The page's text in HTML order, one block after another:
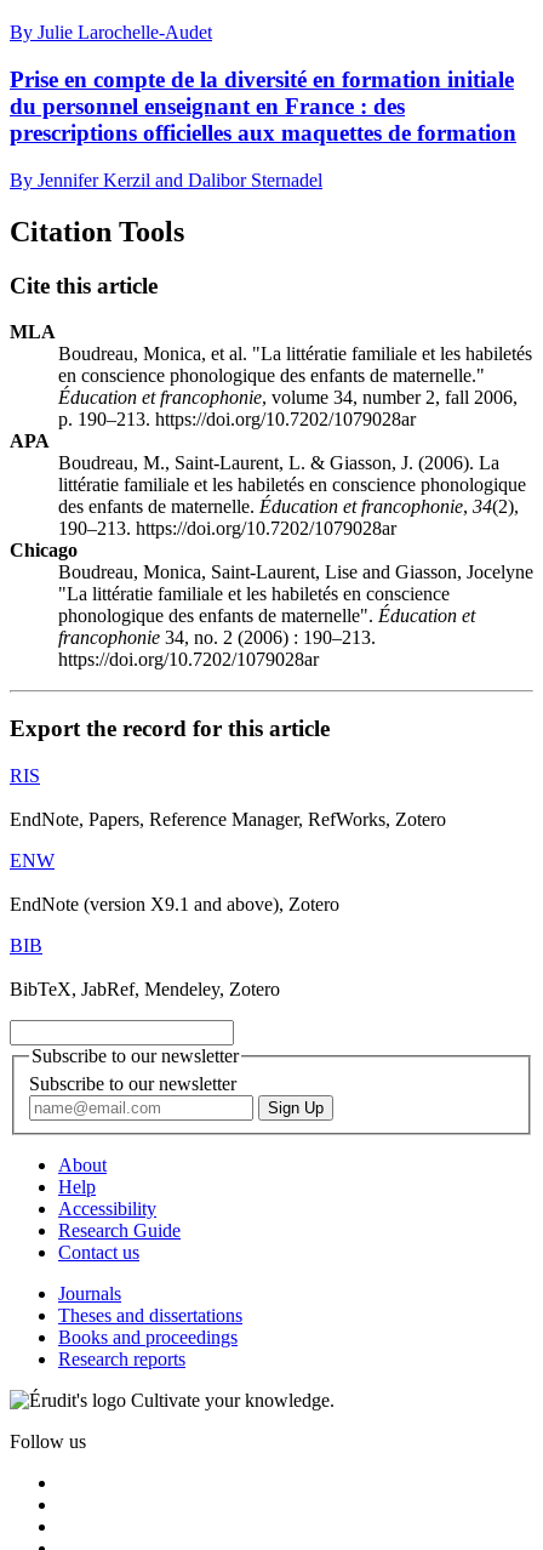
By Julie Larochelle-Audet
Prise en compte de la diversité en formation initiale
du personnel enseignant en France : des
prescriptions officielles aux maquettes de formation
By Jennifer Kerzil and Dalibor Sternadel
Citation Tools
Cite this article
MLA
Boudreau, Monica, et al. "La littératie familiale et les habiletés
en conscience phonologique des enfants de maternelle."
Éducation et francophonie, volume 34, number 2, fall 2006,
p. 190–213. https://doi.org/10.7202/1079028ar
APA
Boudreau, M., Saint-Laurent, L. & Giasson, J. (2006). La
littératie familiale et les habiletés en conscience phonologique
des enfants de maternelle. Éducation et francophonie, 34(2),
190–213. https://doi.org/10.7202/1079028ar
Chicago
Boudreau, Monica, Saint-Laurent, Lise and Giasson, Jocelyne
"La littératie familiale et les habiletés en conscience
phonologique des enfants de maternelle". Éducation et
francophonie 34, no. 2 (2006) : 190–213.
https://doi.org/10.7202/1079028ar
Export the record for this article
RIS
EndNote, Papers, Reference Manager, RefWorks, Zotero
ENW
EndNote (version X9.1 and above), Zotero
BIB
BibTeX, JabRef, Mendeley, Zotero
Subscribe to our newsletter
Subscribe to our newsletter
About
Help
Accessibility
Research Guide
Contact us
Journals
Theses and dissertations
Books and proceedings
Research reports
Cultivate your knowledge.
Follow us